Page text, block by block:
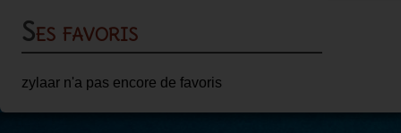
Ses favoris
zylaar n'a pas encore de favoris